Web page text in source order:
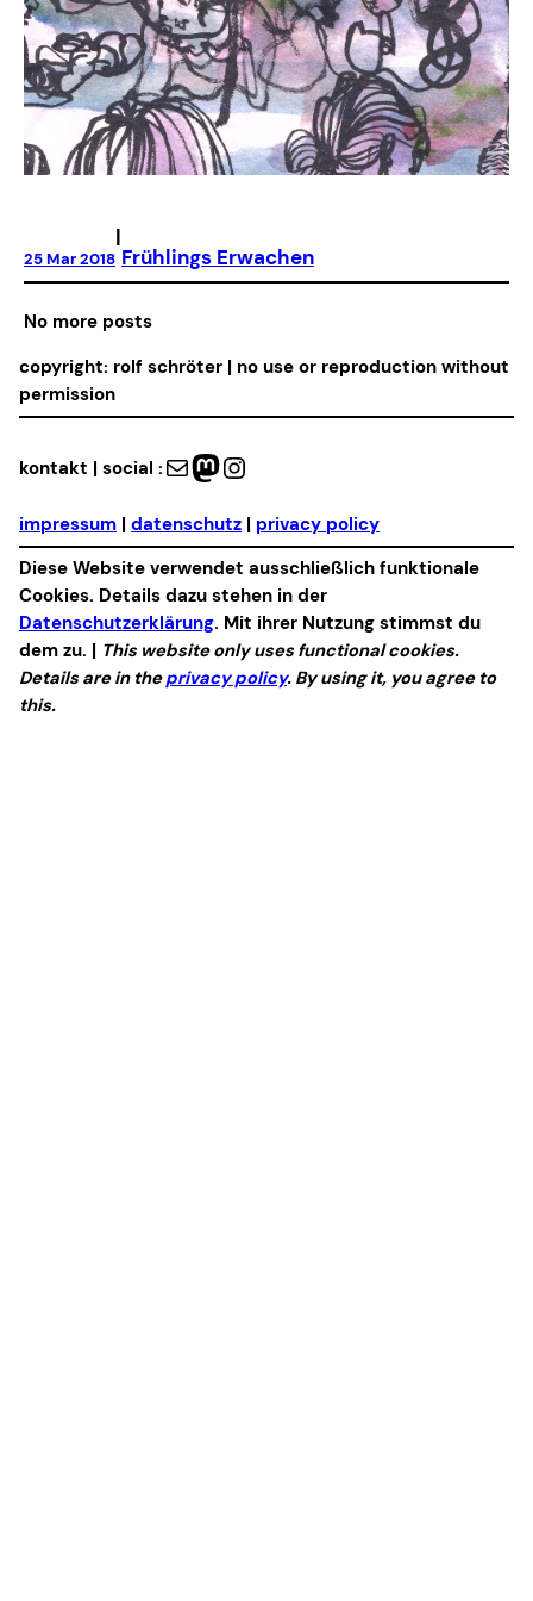
25 Mar 2018
|
Frühlings Erwachen
No more posts
copyright: rolf schröter | no use or reproduction without
permission
kontakt | social : Mail Mastodon Instagram
impressum | datenschutz | privacy policy
Diese Website verwendet ausschließlich funktionale
Cookies. Details dazu stehen in der
Datenschutzerklärung. Mit ihrer Nutzung stimmst du
dem zu. | This website only uses functional cookies.
Details are in theprivacy policy. By using it, you agree to
this.